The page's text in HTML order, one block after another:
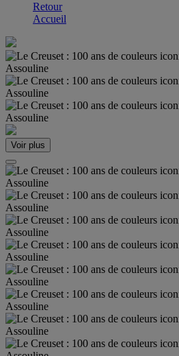
Retour
Accueil
Voir plus